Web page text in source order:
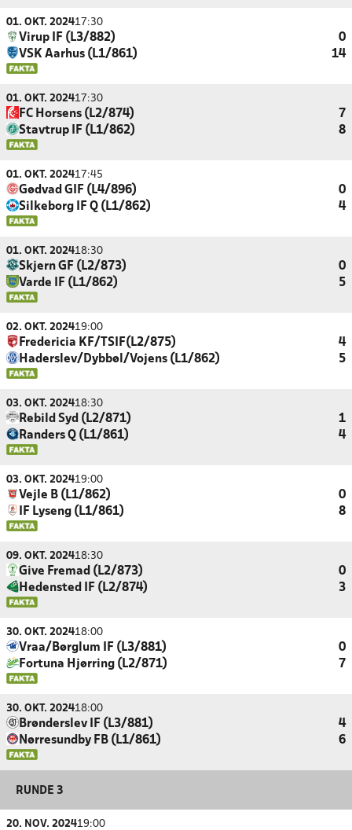
01. OKT. 202417:30
Virup IF (L3/882)
0
VSK Aarhus (L1/861)
14
01. OKT. 202417:30
FC Horsens (L2/874)
7
Stavtrup IF (L1/862)
8
01. OKT. 202417:45
Gødvad GIF (L4/896)
0
Silkeborg IF Q (L1/862)
4
01. OKT. 202418:30
Skjern GF (L2/873)
0
Varde IF (L1/862)
5
02. OKT. 202419:00
Fredericia KF/TSIF(L2/875)
4
Haderslev/Dybbøl/Vojens (L1/862)
5
03. OKT. 202418:30
Rebild Syd (L2/871)
1
Randers Q (L1/861)
4
03. OKT. 202419:00
Vejle B (L1/862)
0
IF Lyseng (L1/861)
8
09. OKT. 202418:30
Give Fremad (L2/873)
0
Hedensted IF (L2/874)
3
30. OKT. 202418:00
Vraa/Børglum IF (L3/881)
0
Fortuna Hjørring (L2/871)
7
30. OKT. 202418:00
Brønderslev IF (L3/881)
4
Nørresundby FB (L1/861)
6
RUNDE 3
20. NOV. 202419:00